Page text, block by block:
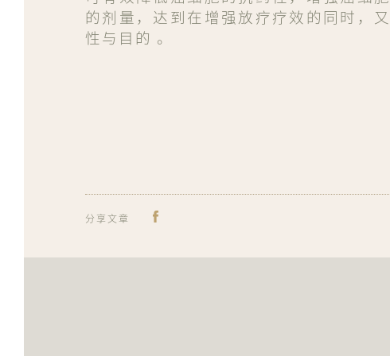
的剂量，达到在增强放疗疗效的同时，
性与目的 。
分享文章